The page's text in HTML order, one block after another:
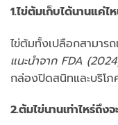
1.ไข่ต้มเก็บได้นานแค่ไ
ไข่ต้มทั้งเปลือกสามาร
แนะนำจาก FDA
กล่องปิดสนิทและบริโภ
2.ต้มไข่นานเท่าไหร่ถึง